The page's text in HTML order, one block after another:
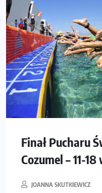
Finał Pucharu
Cozumel – 11-
JOANNA SKUTKIEWICZ